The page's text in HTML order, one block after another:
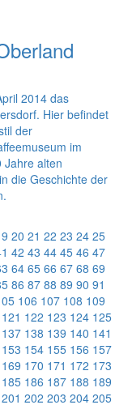
2014 das
Hier befindet
der
im
Jahre alten
die Geschichte der
20 21 22 23 24 25
42 43 44 45 46 47
64 65 66 67 68 69
86 87 88 89 90 91
106 107 108 109
121 122 123 124 125
137 138 139 140 141
153 154 155 156 157
169 170 171 172 173
185 186 187 188 189
201 202 203 204 205